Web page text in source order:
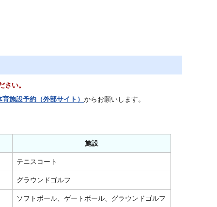
い。
育施設予約（外部サイト） からお願いします。
施設
テニスコート
グラウンドゴルフ
ソフトボール、ゲートボール、グラウンドゴルフ